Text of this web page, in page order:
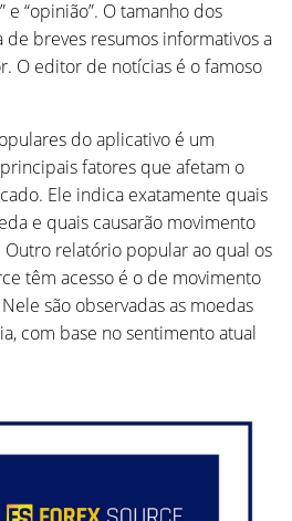
e “opinião”. O tamanho dos
de breves resumos informativos a
O editor de notícias é o famoso
do aplicativo é um
fatores que afetam o
Ele indica exatamente quais
e quais causarão movimento
relatório popular ao qual os
têm acesso é o de movimento
são observadas as moedas
com base no sentimento atual